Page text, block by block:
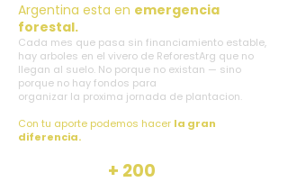
Argentina esta en emergencia
forestal.
Cada mes que pasa sin financiamiento estable,
hay arboles en el vivero de ReforestArg que no
llegan al suelo. No porque no existan — sino
porque no hay fondos para
organizar la proxima jornada de plantacion.
Con tu aporte podemos hacer la gran
diferencia.
+ 200